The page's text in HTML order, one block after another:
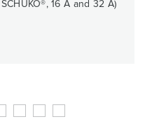
16 A and 32 A)